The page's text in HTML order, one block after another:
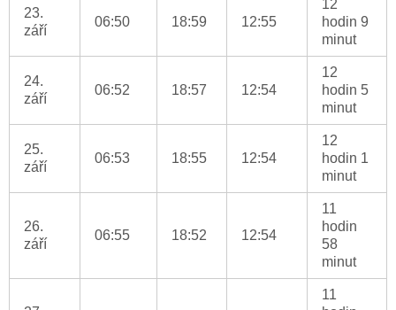
23.
září
06:50 18:59 12:55
12
hodin 9
minut
24.
září
06:52 18:57 12:54
12
hodin 5
minut
25.
září
06:53 18:55 12:54
12
hodin 1
minut
26.
září
06:55 18:52 12:54
11
hodin
58
minut
11